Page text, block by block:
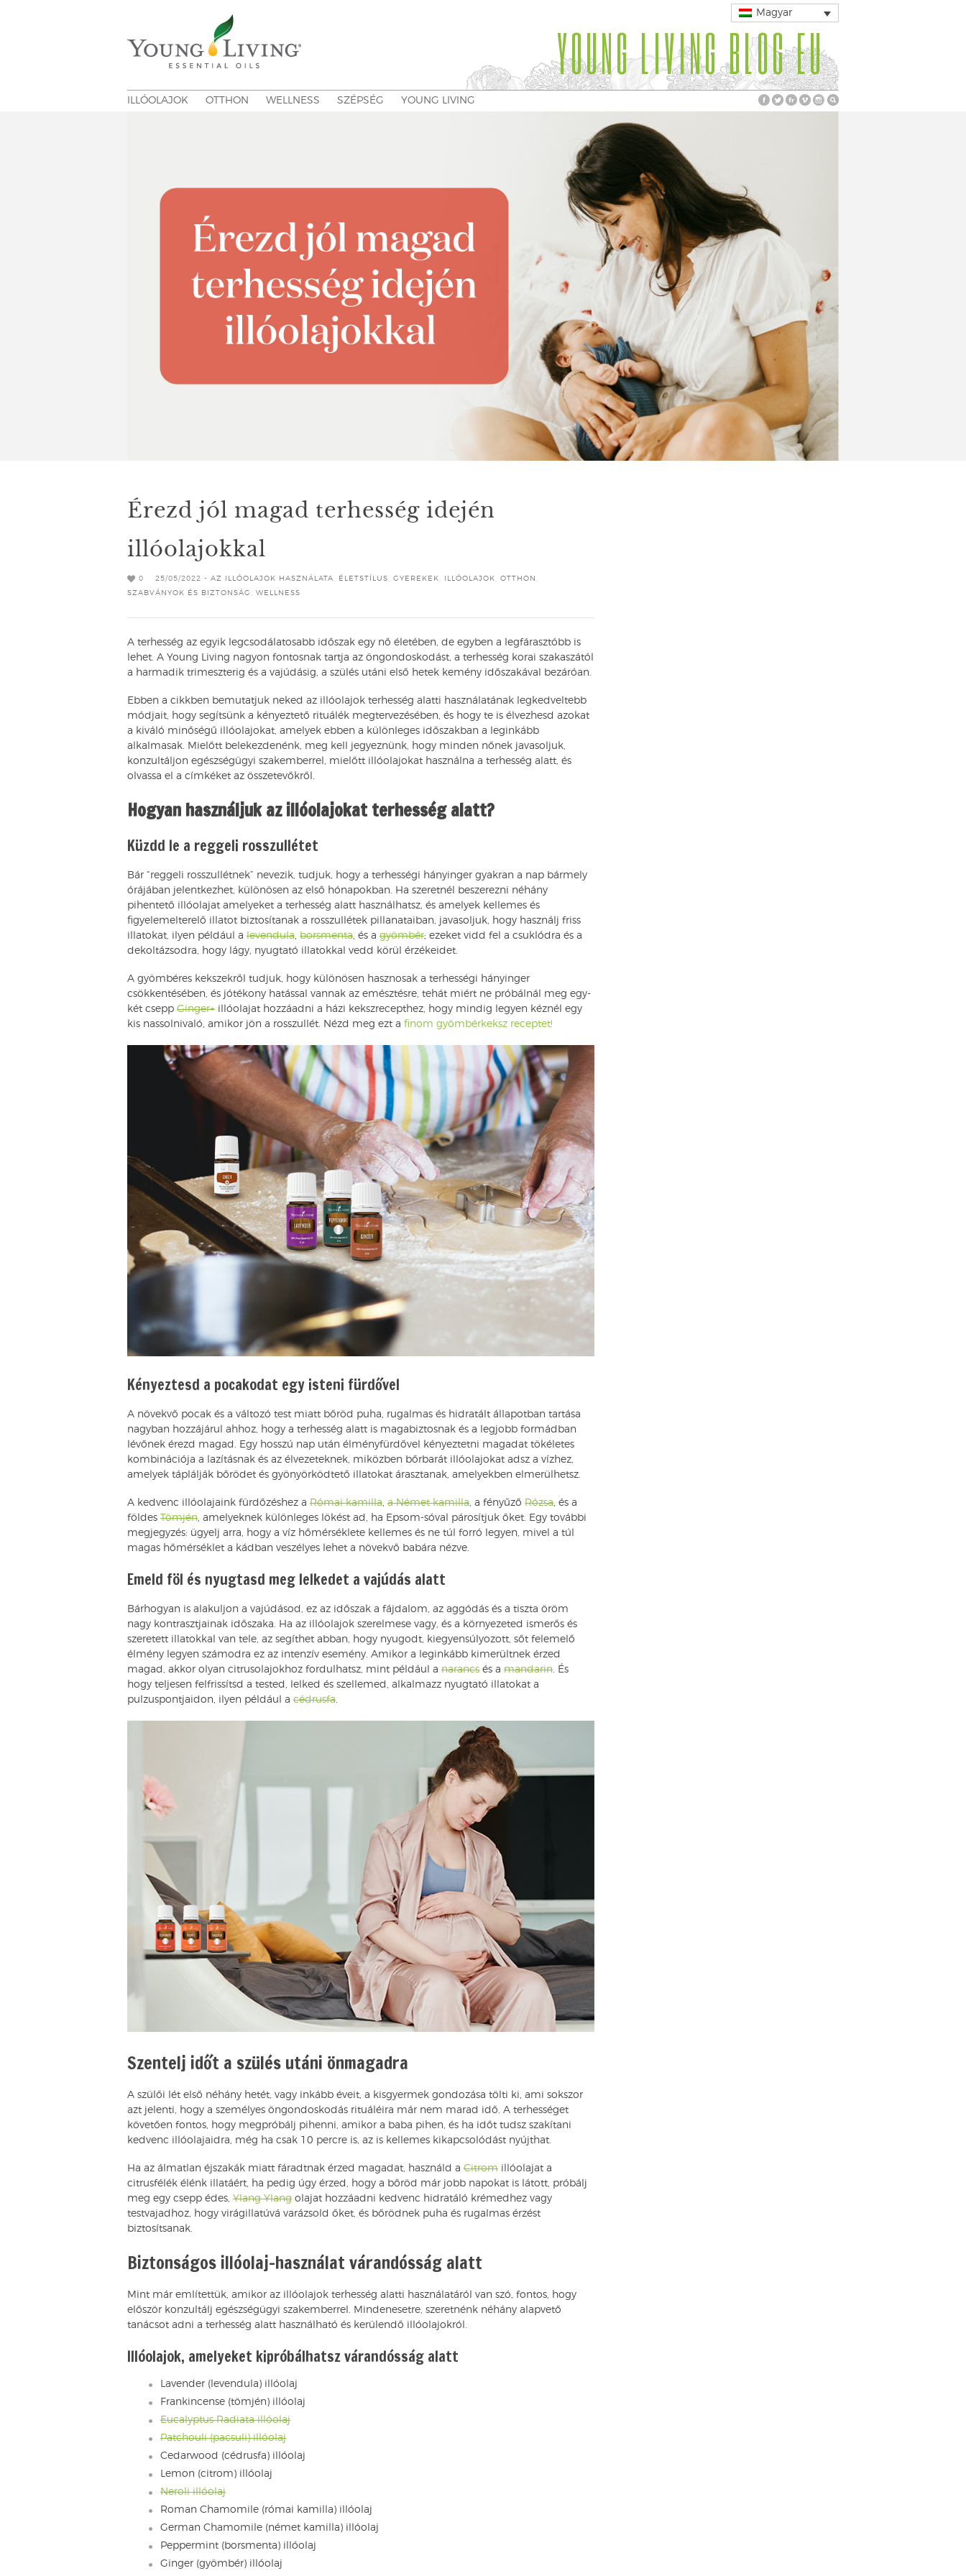
Magyar
YOUNG LIVING BLOG EU
ILLÓOLAJOK OTTHON WELLNESS SZÉPSÉG YOUNG LIVING
Érezd jól magad terhesség idején
illóolajokkal
0 25/05/2022 - AZ ILLÓOLAJOK HASZNÁLATA ÉLETSTÍLUS GYEREKEK ILLÓOLAJOK OTTHON
SZABVÁNYOK ÉS BIZTONSÁG
WELLNESS
A terhesség az egyik legcsodálatosabb időszak egy nő életében, de egyben a legfárasztóbb is
lehet. A Young Living nagyon fontosnak tartja az öngondoskodást, a terhesség korai szakaszától
a harmadik trimeszterig és a vajúdásig, a szülés utáni első hetek kemény időszakával bezáróan.
Ebben a cikkben bemutatjuk neked az illóolajok terhesség alatti használatának legkedveltebb
módjait, hogy segítsünk a kényeztető rituálék megtervezésében, és hogy te is élvezhesd azokat
a kiváló minőségű illóolajokat, amelyek ebben a különleges időszakban a leginkább
alkalmasak. Mielőtt belekezdenénk, meg kell jegyeznünk, hogy minden nőnek javasoljuk,
konzultáljon egészségügyi szakemberrel, mielőtt illóolajokat használna a terhesség alatt, és
olvassa el a címkéket az összetevőkről.
Hogyan használjuk az illóolajokat terhesség alatt?
Küzdd le a reggeli rosszullétet
Bár “reggeli rosszullétnek” nevezik, tudjuk, hogy a terhességi hányinger gyakran a nap bármely
órájában jelentkezhet, különösen az első hónapokban. Ha szeretnél beszerezni néhány
pihentető illóolajat amelyeket a terhesség alatt használhatsz, és amelyek kellemes és
figyelemelterelő illatot biztosítanak a rosszullétek pillanataiban, javasoljuk, hogy használj friss
illatokat, ilyen például a levendula borsmenta , és a gyömbér; ezeket vidd fel a csuklódra és a
dekoltázsodra, hogy lágy, nyugtató illatokkal vedd körül érzékeidet.
A gyömbéres kekszekről tudjuk, hogy különösen hasznosak a terhességi hányinger
csökkentésében, és jótékony hatással vannak az emésztésre, tehát miért ne próbálnál meg egy-
két csepp Ginger+ illóolajat hozzáadni a házi kekszrecepthez, hogy mindig legyen kéznél egy
kis nassolnivaló, amikor jön a rosszullét. Nézd meg ezt a finom gyömbérkeksz receptet!
Kényeztesd a pocakodat egy isteni fürdővel
A növekvő pocak és a változó test miatt bőröd puha, rugalmas és hidratált állapotban tartása
nagyban hozzájárul ahhoz, hogy a terhesség alatt is magabiztosnak és a legjobb formádban
lévőnek érezd magad. Egy hosszú nap után élményfürdővel kényeztetni magadat tökéletes
kombinációja a lazításnak és az élvezeteknek, miközben bőrbarát illóolajokat adsz a vízhez,
amelyek táplálják bőrödet és gyönyörködtető illatokat árasztanak, amelyekben elmerülhetsz.
A kedvenc illóolajaink fürdőzéshez a Római kamilla, a Német kamilla, a fényűző Rózsa, és a
földes Tömjén, amelyeknek különleges lökést ad, ha Epsom-sóval párosítjuk őket. Egy további
megjegyzés: ügyelj arra, hogy a víz hőmérséklete kellemes és ne túl forró legyen, mivel a túl
magas hőmérséklet a kádban veszélyes lehet a növekvő babára nézve.
Emeld föl és nyugtasd meg lelkedet a vajúdás alatt
Bárhogyan is alakuljon a vajúdásod, ez az időszak a fájdalom, az aggódás és a tiszta öröm
nagy kontrasztjainak időszaka. Ha az illóolajok szerelmese vagy, és a környezeted ismerős és
szeretett illatokkal van tele, az segíthet abban, hogy nyugodt, kiegyensúlyozott, sőt felemelő
élmény legyen számodra ez az intenzív esemény. Amikor a leginkább kimerültnek érzed
magad, akkor olyan citrusolajokhoz fordulhatsz, mint például a narancs és a mandarin. És
hogy teljesen felfrissítsd a tested, lelked és szellemed, alkalmazz nyugtató illatokat a
pulzuspontjaidon, ilyen például a cédrusfa.
Szentelj időt a szülés utáni önmagadra
A szülői lét első néhány hetét, vagy inkább éveit, a kisgyermek gondozása tölti ki, ami sokszor
azt jelenti, hogy a személyes öngondoskodás rituáléira már nem marad idő. A terhességet
követően fontos, hogy megpróbálj pihenni, amikor a baba pihen, és ha időt tudsz szakítani
kedvenc illóolajaidra, még ha csak 10 percre is, az is kellemes kikapcsolódást nyújthat.
Ha az álmatlan éjszakák miatt fáradtnak érzed magadat, használd a Citrom illóolajat a
citrusfélék élénk illatáért, ha pedig úgy érzed, hogy a bőröd már jobb napokat is látott, próbálj
meg egy csepp édes, Ylang Ylang olajat hozzáadni kedvenc hidratáló krémedhez vagy
testvajadhoz, hogy virágillatúvá varázsold őket, és bőrödnek puha és rugalmas érzést
biztosítsanak.
Biztonságos illóolaj-használat várandósság alatt
Mint már említettük, amikor az illóolajok terhesség alatti használatáról van szó, fontos, hogy
először konzultálj egészségügyi szakemberrel. Mindenesetre, szeretnénk néhány alapvető
tanácsot adni a terhesség alatt használható és kerülendő illóolajokról.
Illóolajok, amelyeket kipróbálhatsz várandósság alatt
Lavender (levendula) illóolaj
Frankincense (tömjén) illóolaj
Eucalyptus Radiata illóolaj
Patchouli (pacsuli) illóolaj
Cedarwood (cédrusfa) illóolaj
Lemon (citrom) illóolaj
Neroli illóolaj
Roman Chamomile (római kamilla) illóolaj
German Chamomile (német kamilla) illóolaj
Peppermint (borsmenta) illóolaj
Ginger (gyömbér) illóolaj